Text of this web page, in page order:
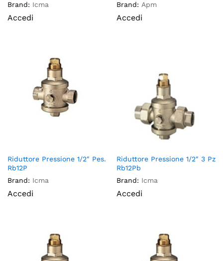
Brand: Icma
Accedi
Brand: Apm
Accedi
Riduttore Pressione 1/2″ Pes.
Rb12P
Brand: Icma
Accedi
Riduttore Pressione 1/2″ 3 Pz
Rb12Pb
Brand: Icma
Accedi